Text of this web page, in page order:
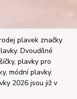
plavek značky
Dvoudílné
plavky pro
módní plavky.
2026 jsou již v